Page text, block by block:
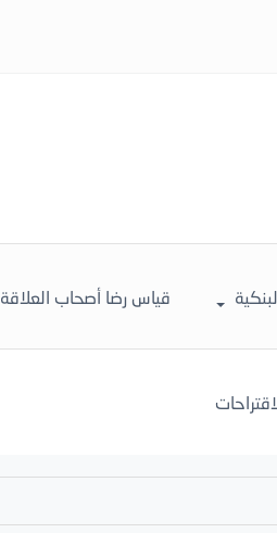
قياس رضا أصحاب العلاقة